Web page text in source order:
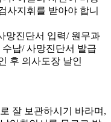
사지휘를 받아야 합니
망진단서 입력/ 원무과
납/ 사망진단서 발급
후 의사도장 날인
잘 보관하시기 바라며,